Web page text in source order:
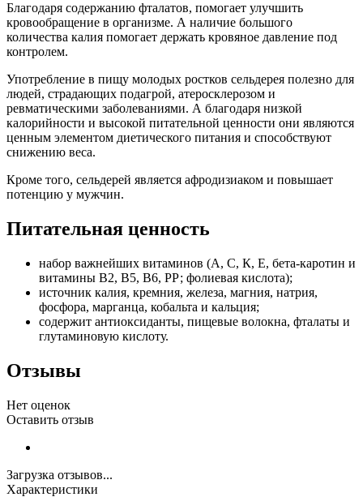
Благодаря содержанию фталатов, помогает улучшить
кровообращение в организме. А наличие большого
количества калия помогает держать кровяное давление под
контролем.
Употребление в пищу молодых ростков сельдерея полезно для
людей, страдающих подагрой, атеросклерозом и
ревматическими заболеваниями. А благодаря низкой
калорийности и высокой питательной ценности они являются
ценным элементом диетического питания и способствуют
снижению веса.
Кроме того, сельдерей является афродизиаком и повышает
потенцию у мужчин.
Питательная ценность
набор важнейших витаминов (А, С, К, Е, бета-каротин и
витамины В2, В5, В6, РР; фолиевая кислота);
источник калия, кремния, железа, магния, натрия,
фосфора, марганца, кобальта и кальция;
содержит антиоксиданты, пищевые волокна, фталаты и
глутаминовую кислоту.
Отзывы
Нет оценок
Оставить отзыв
Загрузка отзывов...
Характеристики